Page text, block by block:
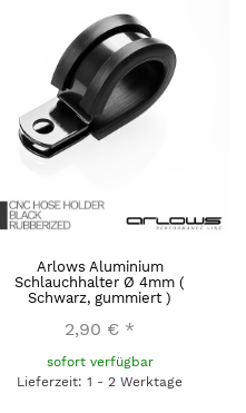
Arlows Aluminium
Schlauchhalter Ø 4mm (
Schwarz, gummiert )
2,90 € *
sofort verfügbar
Lieferzeit: 1 - 2 Werktage